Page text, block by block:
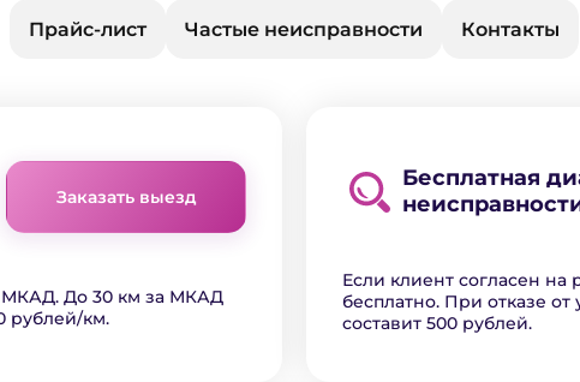
Прайс-лист Частые неисправности Контакты
Заказать выезд
МКАД. До 30 км за МКАД
рублей/км.
Бесплатная
Если клиент согласен
бесплатно. При отказе от
составит 500 рублей.